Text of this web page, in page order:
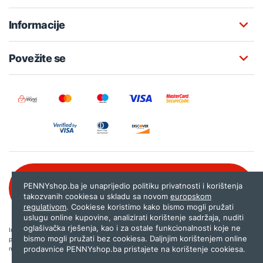
Informacije
Povežite se
080 020 261
Internet trgovina PENNYshop.ba nastoji objavljivati samo provjerene i pravilne
podatke. Ako na našoj stranici otkrijete neistinite, odnosno neadekvatne informacije,
molimo vas da nam to javite nashop@pennyplus.com .
PENNYshop.ba je unaprijedio politiku privatnosti i korištenja
takozvanih cookiesa u skladu sa novom europskom
regulativom. Cookiese koristimo kako bismo mogli pružati
uslugu online kupovine, analizirati korištenje sadržaja, nuditi
oglašivačka rješenja, kao i za ostale funkcionalnosti koje ne
bismo mogli pružati bez cookiesa. Daljnjim korištenjem online
prodavnice PENNYshop.ba pristajete na korištenje cookiesa.